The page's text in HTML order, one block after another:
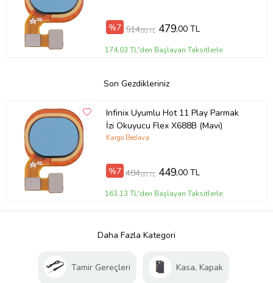
%7 514,00 TL 479,00 TL
174,03 TL'den Başlayan Taksitlerle
Son Gezdikleriniz
Infinix Uyumlu Hot 11 Play Parmak
İzi Okuyucu Flex X688B (Mavi)
Kargo Bedava
%7 484,00 TL 449,00 TL
163,13 TL'den Başlayan Taksitlerle
Daha Fazla Kategori
Tamir Gereçleri Kasa, Kapak